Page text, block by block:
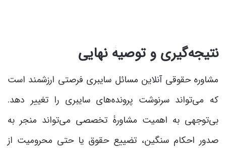
نتیجه‌گیری و توصیۀ نهایی
مشاوره حقوقی آنلاین مسائل سایبری فرصتی ارزشمند است
که می‌تواند سرنوشت پرونده‌های سایبری را تغییر دهد.
بی‌توجهی به اهمیت مشاورۀ تخصصی می‌تواند منجر به
صدور احکام سنگین، تضییع حقوق یا حتی محرومیت از